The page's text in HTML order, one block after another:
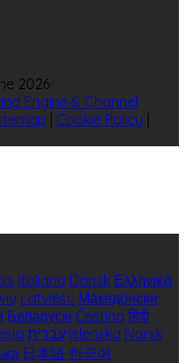
2026
Engine & Channel
Cookie Policy
Italiano Dansk Ελληνικά
Latviešu Македонски
Беларускі Čeština हिंदी
עברית Íslenska Norsk
日本語 한국어